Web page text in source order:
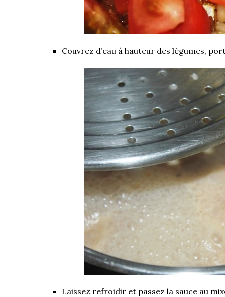
Couvrez d’eau à hauteur des légumes,
Laissez refroidir et passez la sauce au